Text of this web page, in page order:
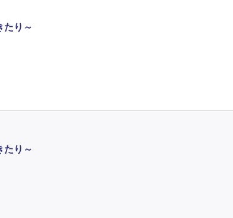
たり～
たり～